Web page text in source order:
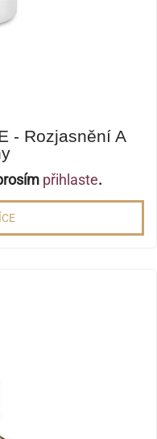
- Rozjasnění A
přihlaste.